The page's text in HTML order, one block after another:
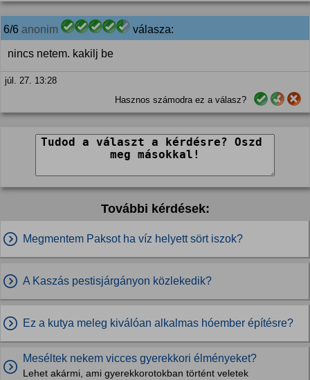
6/6 anonim válasza:
nincs netem. kakilj be
júl. 27. 13:28
Hasznos számodra ez a válasz?
További kérdések:
Megmentem Paksot ha víz helyett sört iszok?
A Kaszás pestisjárgányon közlekedik?
Ez a kutya meleg kiválóan alkalmas hóember építésre?
Meséltek nekem vicces gyerekkori élményeket?
Lehet akármi, ami gyerekkorotokban történt veletek